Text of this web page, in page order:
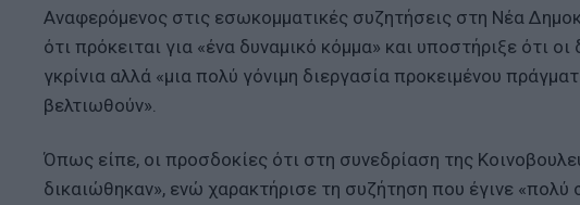
Αναφερόμενος στις εσωκομματικές συζητήσεις στη Νέα
ότι πρόκειται για «ένα δυναμικό κόμμα» και υποστήριξε ότι
γκρίνια αλλά «μια πολύ γόνιμη διεργασία προκειμένου
βελτιωθούν».
Όπως είπε, οι προσδοκίες ότι στη συνεδρίαση της
δικαιώθηκαν», ενώ χαρακτήρισε τη συζήτηση που έγινε «πολύ